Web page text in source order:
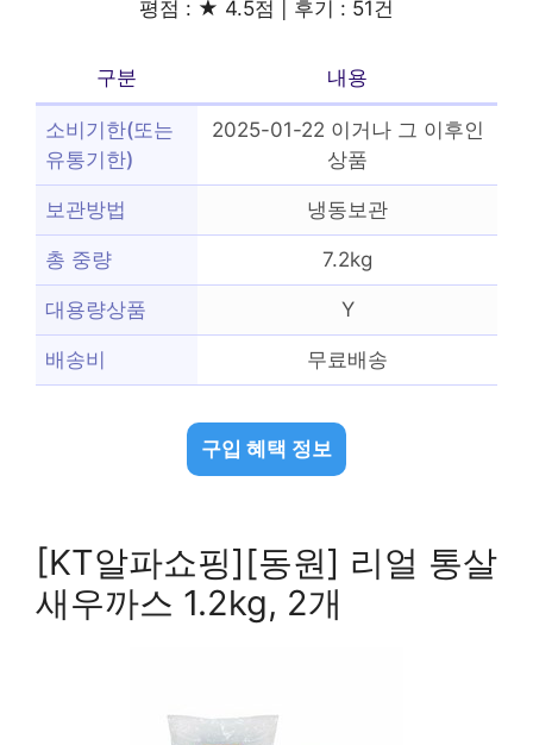
평점 : ★ 4.5점 | 후기 : 51건
구분 내용
소비기한(또는
유통기한)
2025-01-22 이거나 그 이후인
상품
보관방법 냉동보관
총 중량 7.2kg
대용량상품 Y
배송비 무료배송
구입 혜택 정보
[KT알파쇼핑][동원] 리얼 통살
새우까스 1.2kg, 2개